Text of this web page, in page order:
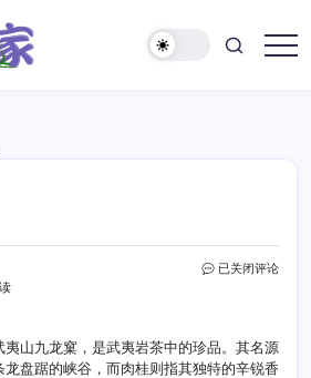
九
桂
已关闭评论
夷山九龙窠，是武夷岩茶中的珍品。其名源
盘踞的峡谷，而肉桂则指其独特的辛锐香